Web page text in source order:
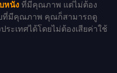
หนัง ที่มีคุณภาพ แต่ไม่ต้อง
ที่มีคุณภาพ คุณก็สามารถดู
ะเทศได้โดยไม่ต้องเสียค่าใช้